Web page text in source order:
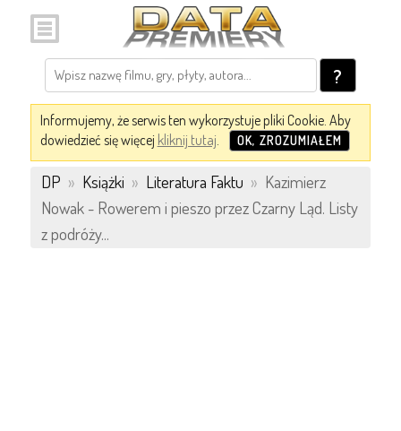
?
Informujemy, że serwis ten wykorzystuje pliki Cookie. Aby
dowiedzieć się więcej kliknij tutaj. OK, ZROZUMIAŁEM
DP » Książki » Literatura Faktu » Kazimierz
Nowak - Rowerem i pieszo przez Czarny Ląd. Listy
z podróży...